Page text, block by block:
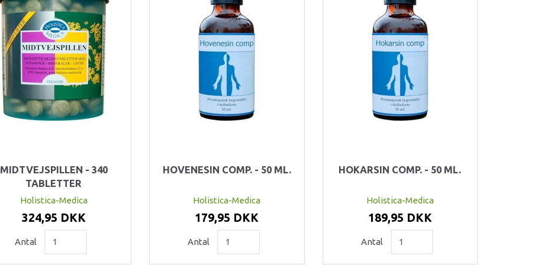
MIDTVEJSPILLEN - 340
TABLETTER
Holistica-Medica
324,95 DKK
Antal
HOVENESIN COMP. - 50 ML.
Holistica-Medica
179,95 DKK
Antal
HOKARSIN COMP. - 50 ML.
Holistica-Medica
189,95 DKK
Antal